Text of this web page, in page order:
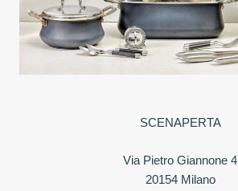
SCENAPERTA
Via Pietro Giannone 4
20154 Milano